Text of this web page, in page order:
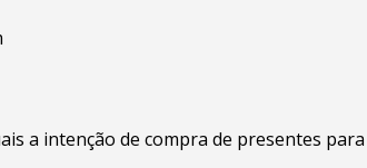
a intenção de compra de presentes